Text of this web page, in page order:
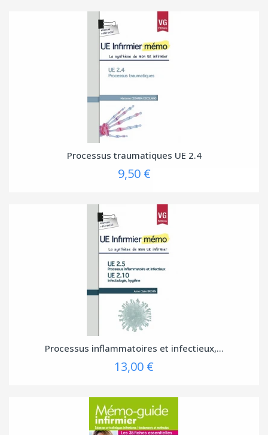
Processus traumatiques UE 2.4
9,50 €
Processus inflammatoires et infectieux,...
13,00 €